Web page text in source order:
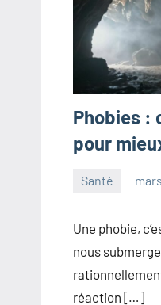
Phobies :
pour
Santé
Une phobie,
nous
rationnellement
réaction […]